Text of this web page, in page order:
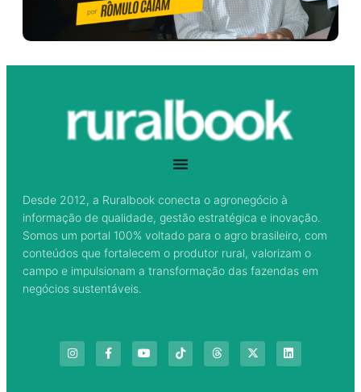
Desde 2012, a Ruralbook conecta o agronegócio à
informação de qualidade, gestão estratégica e inovação.
Somos um portal 100% voltado para o agro brasileiro, com
conteúdos que fortalecem o produtor rural, valorizam o
campo e impulsionam a transformação das fazendas em
negócios sustentáveis.